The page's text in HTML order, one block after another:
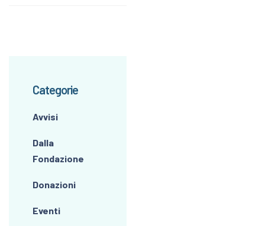
Categorie
Avvisi
Dalla
Fondazione
Donazioni
Eventi